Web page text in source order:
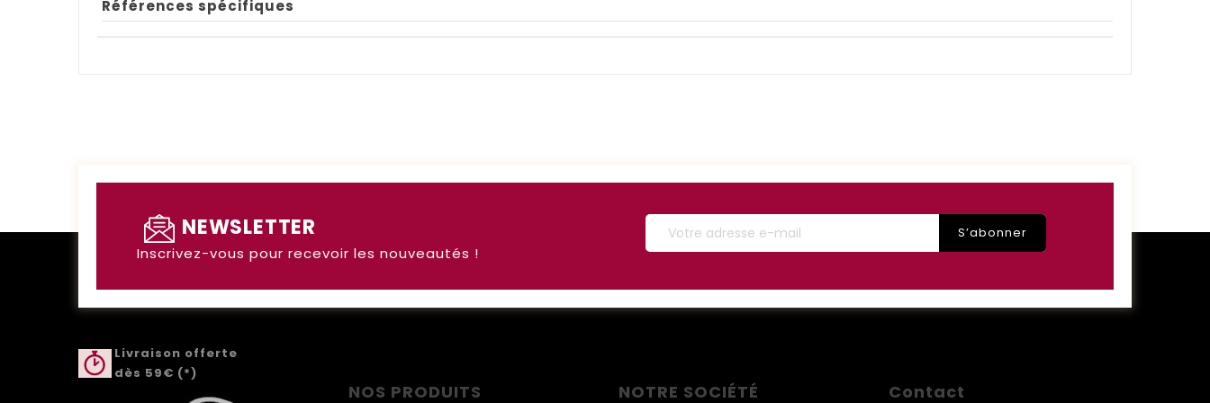
Références spécifiques
NEWSLETTER
Inscrivez-vous pour recevoir les nouveautés !
Livraison offerte
dès 59€ (*)
NOS PRODUITS NOTRE SOCIÉTÉ Contact